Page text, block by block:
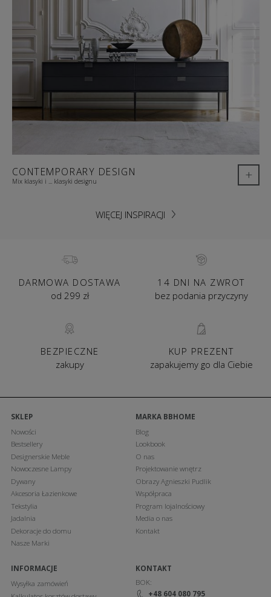
CONTEMPORARY DESIGN
Mix klasyki i ... klasyki designu +
WIĘCEJ INSPIRACJI
DARMOWA DOSTAWA
od 299 zł
14 DNI NA ZWROT
bez podania przyczyny
BEZPIECZNE
zakupy
KUP PREZENT
zapakujemy go dla Ciebie
SKLEP
Nowości
Bestsellery
Designerskie Meble
Nowoczesne Lampy
Dywany
Akcesoria Łazienkowe
Tekstylia
Jadalnia
Dekoracje do domu
Nasze Marki
MARKA BBHOME
Blog
Lookbook
O nas
Projektowanie wnętrz
Obrazy Agnieszki Pudlik
Współpraca
Program lojalnościowy
Media o nas
Kontakt
INFORMACJE
Wysyłka zamówień
KONTAKT
BOK:
+48 604 080 795